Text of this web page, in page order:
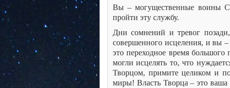
Вы – могущественные воины
пройти эту службу.
Дни сомнений и тревог
совершенного исцеления, и вы
это переходное время
могли исцелять то, что
Творцом, примите целиком и
миры! Власть Творца – это ваша